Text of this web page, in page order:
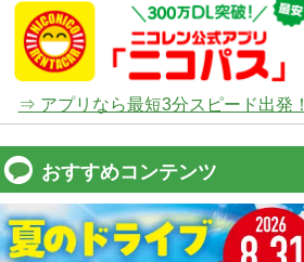
⇒ アプリなら最短3分スピード出発！
おすすめコンテンツ